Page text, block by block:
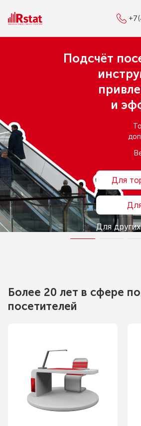
Подсчёт
и
Для
Для
Более 20 лет в сфере
посетителей